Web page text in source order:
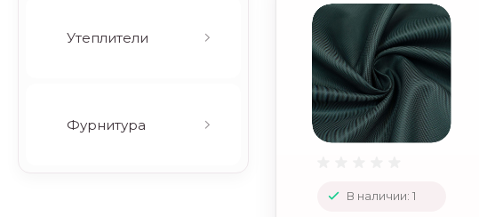
Утеплители
Фурнитура
В наличии: 1